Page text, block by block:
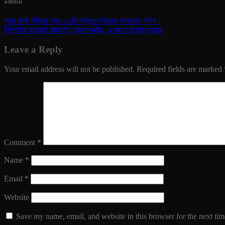
সবুজ বাজি বিক্রির প্রায় ৩৩টি লাইসেন্স দিয়েছে কলকাতা পুলিশ।
দীপাবলির শুভেচ্ছা রাষ্ট্রপতি-প্রধানমন্ত্রীর, ও মমতা বন্দোপাধ্যায়ের
Leave a Reply
Your email address will not be published. Required fields are marked
Comment *
Name *
Email *
Website
Save my name, email, and website in this browser for the next